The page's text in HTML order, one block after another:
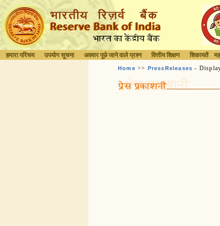
हमारा परिचय उपयोग सूचना अक्सर पूछे जाने वाले प्रश्न वित्तीय शिक्षण शिकायतें
Home >> PressReleases -